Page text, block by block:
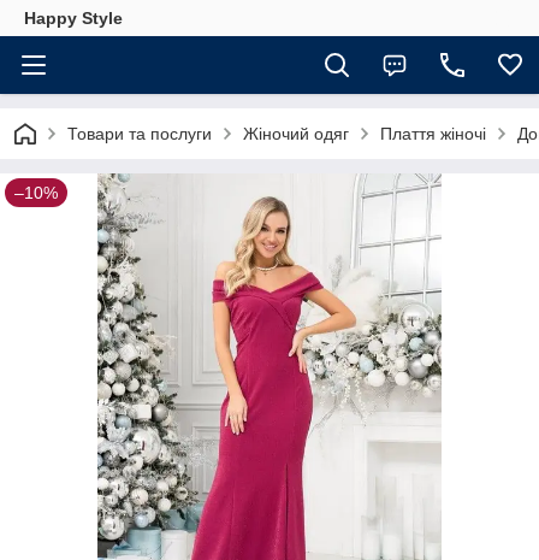
Happy Style
Товари та послуги Жіночий одяг Плаття жіночі
–10%